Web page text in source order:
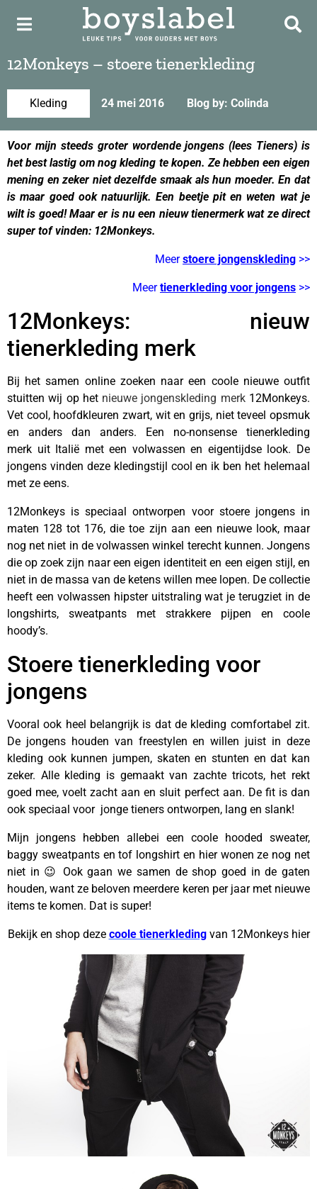
12Monkeys – stoere tienerkleding
Kleding 24 mei 2016 Blog by: Colinda
Voor mijn steeds groter wordende jongens (lees Tieners) is
het best lastig om nog kleding te kopen. Ze hebben een eigen
mening en zeker niet dezelfde smaak als hun moeder. En dat
is maar goed ook natuurlijk. Een beetje pit en weten wat je
wilt is goed! Maar er is nu een nieuw tienermerk wat ze direct
super tof vinden: 12Monkeys.
Meerstoere jongenskleding >>
Meertienerkleding voor jongens >>
12Monkeys: nieuw
tienerkleding merk
Bij het samen online zoeken naar een coole nieuwe outfit
stuitten wij op het nieuwe jongenskleding merk12Monkeys.
Vet cool, hoofdkleuren zwart, wit en grijs, niet teveel opsmuk
en anders dan anders. Een no-nonsense tienerkleding
merk uit Italië met een volwassen en eigentijdse look. De
jongens vinden deze kledingstijl cool en ik ben het helemaal
met ze eens.
12Monkeys is speciaal ontworpen voor stoere jongens in
maten 128 tot 176, die toe zijn aan een nieuwe look, maar
nog net niet in de volwassen winkel terecht kunnen. Jongens
die op zoek zijn naar een eigen identiteit en een eigen stijl, en
niet in de massa van de ketens willen mee lopen. De collectie
heeft een volwassen hipster uitstraling wat je terugziet in de
longshirts, sweatpants met strakkere pijpen en coole
hoody’s.
Stoere tienerkleding voor
jongens
Vooral ook heel belangrijk is dat de kleding comfortabel zit.
De jongens houden van freestylen en willen juist in deze
kleding ook kunnen jumpen, skaten en stunten en dat kan
zeker. Alle kleding is gemaakt van zachte tricots, het rekt
goed mee, voelt zacht aan en sluit perfect aan. De fit is dan
ook speciaal voor jonge tieners ontworpen, lang en slank!
Mijn jongens hebben allebei een coole hooded sweater,
baggy sweatpants en tof longshirt en hier wonen ze nog net
niet in 😉 Ook gaan we samen de shop goed in de gaten
houden, want ze beloven meerdere keren per jaar met nieuwe
items te komen. Dat is super!
Bekijk en shop deze coole tienerkledingvan 12Monkeys hier